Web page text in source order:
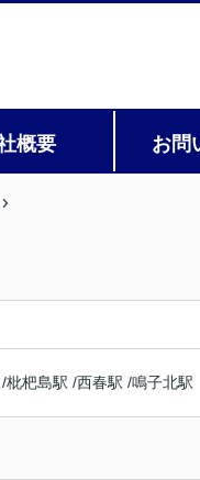
概要 お問
/枇杷島駅 /西春駅 /鳴子北駅